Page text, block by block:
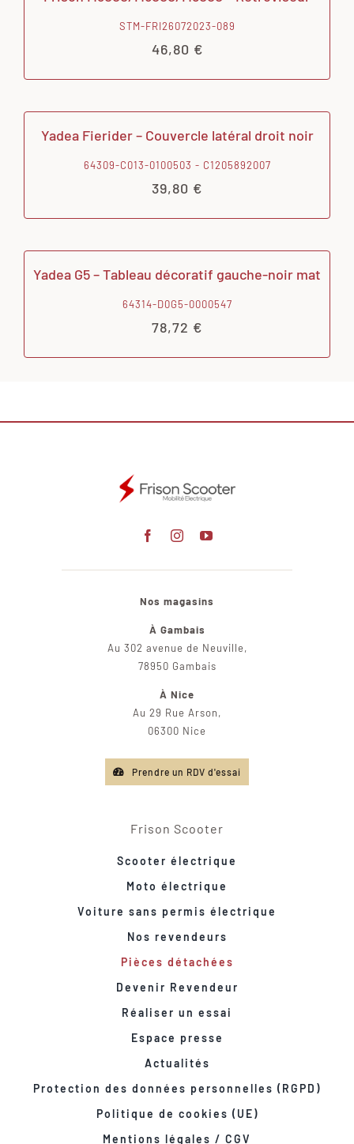
STM-FRI26072023-089
46,80 €
Yadea Fierider – Couvercle latéral droit noir
64309-C013-0100503 - C1205892007
39,80 €
Yadea G5 – Tableau décoratif gauche-noir mat
64314-D0G5-0000547
78,72 €
Nos magasins
À Gambais
Au 302 avenue de Neuville,
78950 Gambais
À Nice
Au 29 Rue Arson,
06300 Nice
Prendre un RDV d'essai
Frison Scooter
Scooter électrique
Moto électrique
Voiture sans permis électrique
Nos revendeurs
Pièces détachées
Devenir Revendeur
Réaliser un essai
Espace presse
Actualités
Protection des données personnelles (RGPD)
Politique de cookies (UE)
Mentions légales / CGV